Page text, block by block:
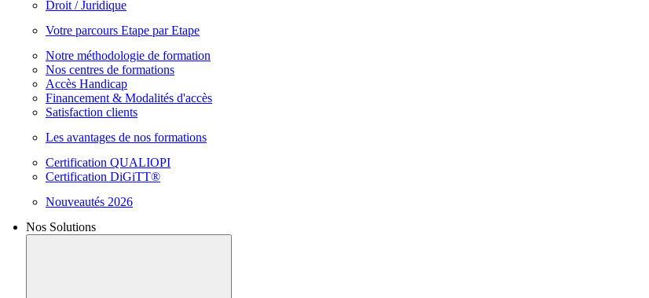
Droit / Juridique
Votre parcours Etape par Etape
Notre méthodologie de formation
Nos centres de formations
Accès Handicap
Financement & Modalités d'accès
Satisfaction clients
Les avantages de nos formations
Certification QUALIOPI
Certification DiGiTT®
Nouveautés 2026
Nos Solutions